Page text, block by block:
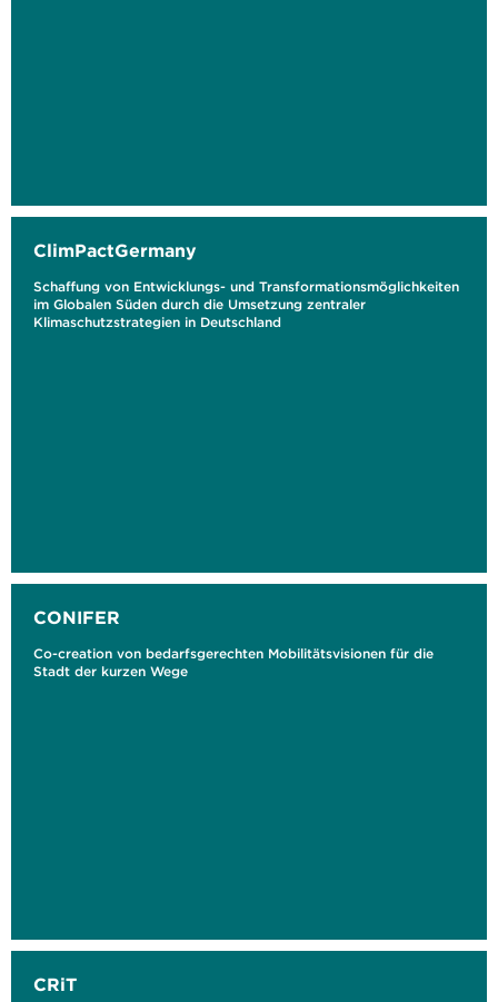
ClimPactGermany
Schaffung von Entwicklungs- und Transformationsmöglichkeiten
im Globalen Süden durch die Umsetzung zentraler
Klimaschutzstrategien in Deutschland
CONIFER
Co-creation von bedarfsgerechten Mobilitätsvisionen für die
Stadt der kurzen Wege
CRiT